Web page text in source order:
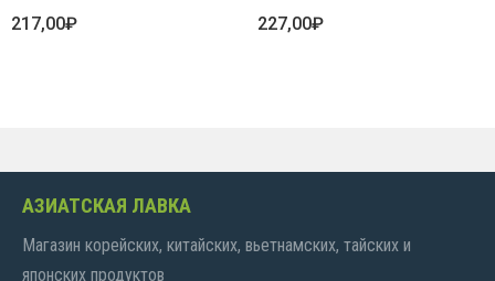
217,00₽
227,00₽
АЗИАТСКАЯ ЛАВКА
Магазин корейских, китайских, вьетнамских, тайских и
японских продуктов